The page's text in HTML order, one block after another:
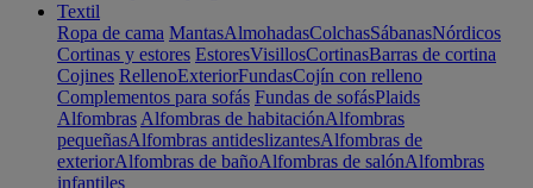
Textil
Ropa de cama MantasAlmohadasColchasSábanasNórdicos
Cortinas y estores EstoresVisillosCortinasBarras de cortina
Cojines RellenoExteriorFundasCojín con relleno
Complementos para sofás Fundas de sofásPlaids
Alfombras Alfombras de habitaciónAlfombras
pequeñasAlfombras antideslizantesAlfombras de
exteriorAlfombras de bañoAlfombras de salónAlfombras
infantiles